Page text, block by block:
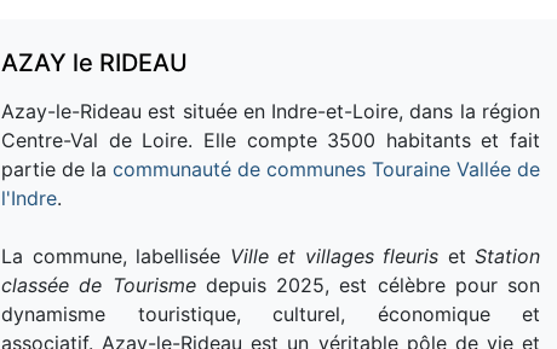
AZAY le RIDEAU
Azay-le-Rideau est située en Indre-et-Loire, dans la région
Centre-Val de Loire. Elle compte 3500 habitants et fait
partie de la communauté de communes Touraine Vallée de
l'Indre.
La commune, labellisée Ville et villages fleuris et Station
classée de Tourismedepuis 2025, est célèbre pour son
dynamisme touristique, culturel, économique et
associatif. Azay-le-Rideau est un véritable pôle de vie et